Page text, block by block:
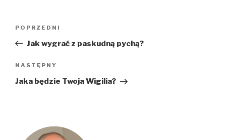
Poprzedni
wpis
POPRZEDNI
Jak wygrać z paskudną pychą?
Następny
wpis
NASTĘPNY
Jaka będzie Twoja Wigilia?